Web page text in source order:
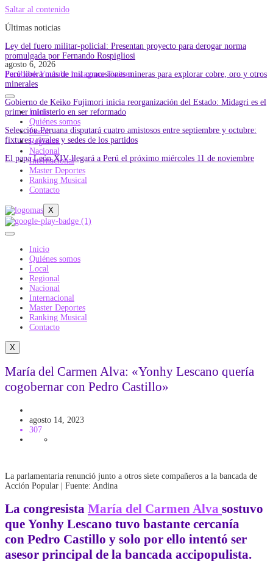
Saltar al contenido
Últimas noticias
Ley del fuero militar-policial: Presentan proyecto para derogar norma
promulgada por Fernando Rospigliosi
Perú libera más de mil concesiones mineras para explorar cobre, oro y otros
minerales
Gobierno de Keiko Fujimori inicia reorganización del Estado: Midagri es el
primer ministerio en ser reformado
Selección Peruana disputará cuatro amistosos entre septiembre y octubre:
fixtures, rivales y sedes de los partidos
El papa León XIV llegará a Perú el próximo miércoles 11 de noviembre
agosto 6, 2026
Facebook Youtube Instagram Twitter
Inicio
Quiénes somos
Local
Regional
Nacional
Internacional
Master Deportes
Ranking Musical
Contacto
X
Inicio
Quiénes somos
Local
Regional
Nacional
Internacional
Master Deportes
Ranking Musical
Contacto
X
María del Carmen Alva: «Yonhy Lescano quería
cogobernar con Pedro Castillo»
agosto 14, 2023
307
La parlamentaria renunció junto a otros siete compañeros a la bancada de
Acción Popular | Fuente: Andina
La congresista María del Carmen Alva sostuvo
que Yonhy Lescano tuvo bastante cercanía
con Pedro Castillo y solo por ello intentó ser
asesor principal de la bancada accipopulista.